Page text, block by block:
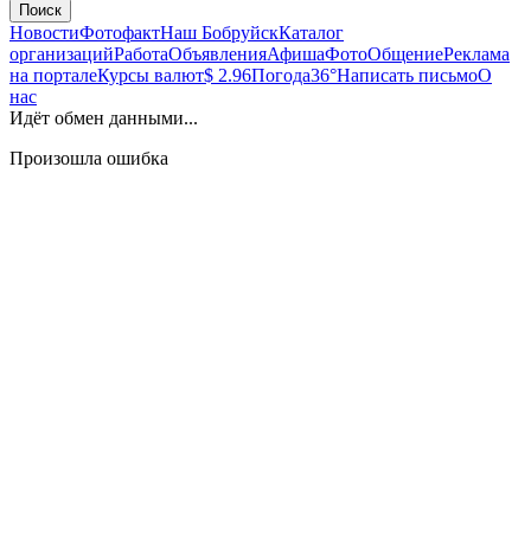
Поиск
НовостиФотофактНаш БобруйскКаталог
организацийРаботаОбъявленияАфишаФотоОбщениеРеклама
на порталеКурсы валют$ 2.96Погода36°Написать письмоО
нас
Идёт обмен данными...
Произошла ошибка